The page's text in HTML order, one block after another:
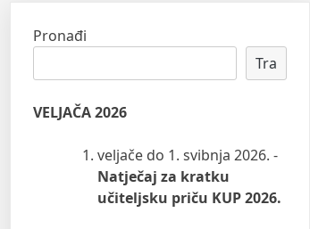
Pronađi
Tra
VELJAČA 2026
veljače do 1. svibnja 2026. -
Natječaj za kratku
učiteljsku priču KUP 2026.